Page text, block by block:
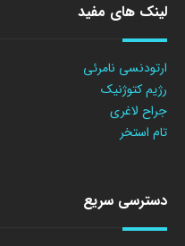
لینک های مفید
ارتودنسی نامرئی
رژیم کتوژنیک
جراح لاغری
تام استخر
دسترسی سریع